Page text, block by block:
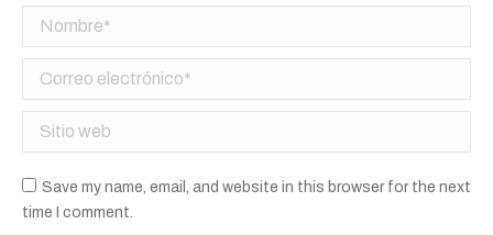
Nombre *
Correo electrónico *
Sitio web
Save my name, email, and website in this browser for the next
time I comment.